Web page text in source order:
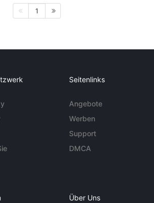
1
Seitenlinks
Angebote
Werben
Support
DMCA
Über Uns